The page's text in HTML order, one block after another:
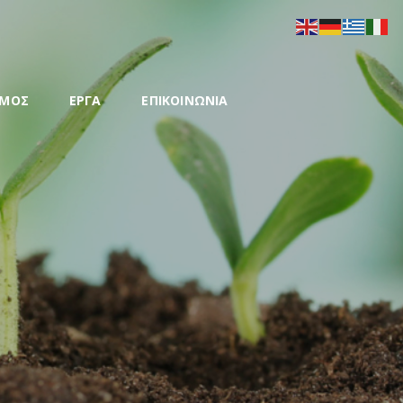
ΕΡΓΑ ΕΠΙΚΟΙΝΩΝΙΑ